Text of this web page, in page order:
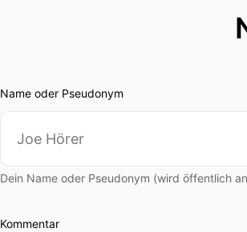
Name oder Pseudonym
Dein Name oder Pseudonym (wird öffentlich
Kommentar